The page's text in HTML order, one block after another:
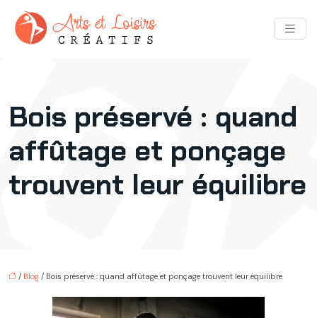
Bois préservé : quand
affûtage et ponçage
trouvent leur équilibre
/ Blog / Bois préservé : quand affûtage et ponçage trouvent leur équilibre